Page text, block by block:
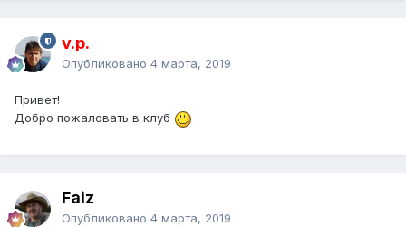
v.p.
Опубликовано 4 марта, 2019
Привет!
Добро пожаловать в клуб
Faiz
Опубликовано 4 марта, 2019